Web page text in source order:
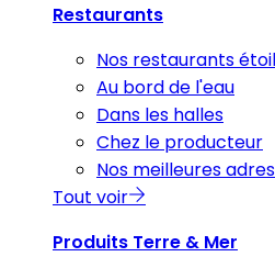
Restaurants
Nos restaurants
Au bord de l'eau
Dans les halles
Chez le producteur
Nos meilleures
Tout voir
Produits Terre & Mer